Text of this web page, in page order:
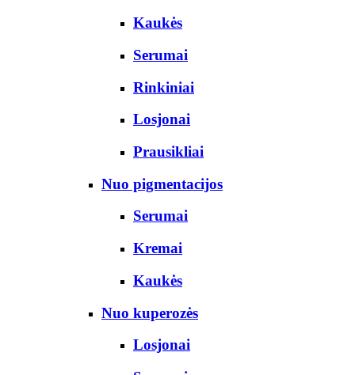
Kaukės
Serumai
Rinkiniai
Losjonai
Prausikliai
Nuo pigmentacijos
Serumai
Kremai
Kaukės
Nuo kuperozės
Losjonai